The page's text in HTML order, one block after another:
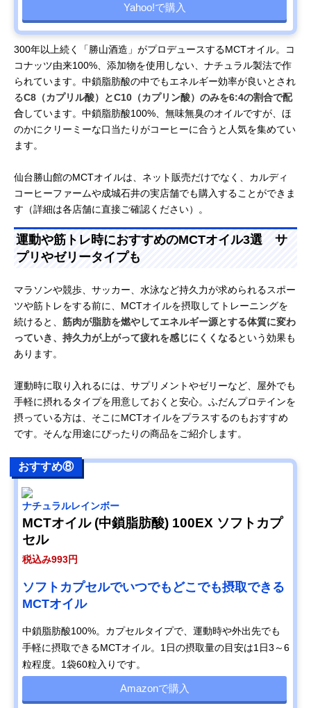
Yahoo!で購入
300年以上続く「勝山酒造」がプロデュースするMCTオイル。コ
コナッツ由来100%、添加物を使用しない、ナチュラル製法で作
られています。中鎖脂肪酸の中でもエネルギー効率が良いとされ
るC8（カプリル酸）とC10（カプリン酸）のみを6:4の割合で配
合しています。中鎖脂肪酸100%、無味無臭のオイルですが、ほ
のかにクリーミーな口当たりがコーヒーに合うと人気を集めてい
ます。
仙台勝山館のMCTオイルは、ネット販売だけでなく、カルディ
コーヒーファームや成城石井の実店舗でも購入することができま
す（詳細は各店舗に直接ご確認ください）。
運動や筋トレ時におすすめのMCTオイル3選 サ
プリやゼリータイプも
マラソンや競歩、サッカー、水泳など持久力が求められるスポー
ツや筋トレをする前に、MCTオイルを摂取してトレーニングを
続けると、 筋肉が脂肪を燃やしてエネルギー源とする体質に変わ
っていき、持久力が上がって疲れを感じにくくなるという効果も
あります。
運動時に取り入れるには、サプリメントやゼリーなど、屋外でも
手軽に摂れるタイプを用意しておくと安心。ふだんプロテインを
摂っている方は、そこにMCTオイルをプラスするのもおすすめ
です。そんな用途にぴったりの商品をご紹介します。
おすすめ⑧
ナチュラルレインボー
MCTオイル (中鎖脂肪酸) 100EX ソフトカプ
セル
税込み993円
ソフトカプセルでいつでもどこでも摂取できる
MCTオイル
中鎖脂肪酸100%。カプセルタイプで、運動時や外出先でも
手軽に摂取できるMCTオイル。1日の摂取量の目安は1日3～6
粒程度。1袋60粒入りです。
Amazonで購入